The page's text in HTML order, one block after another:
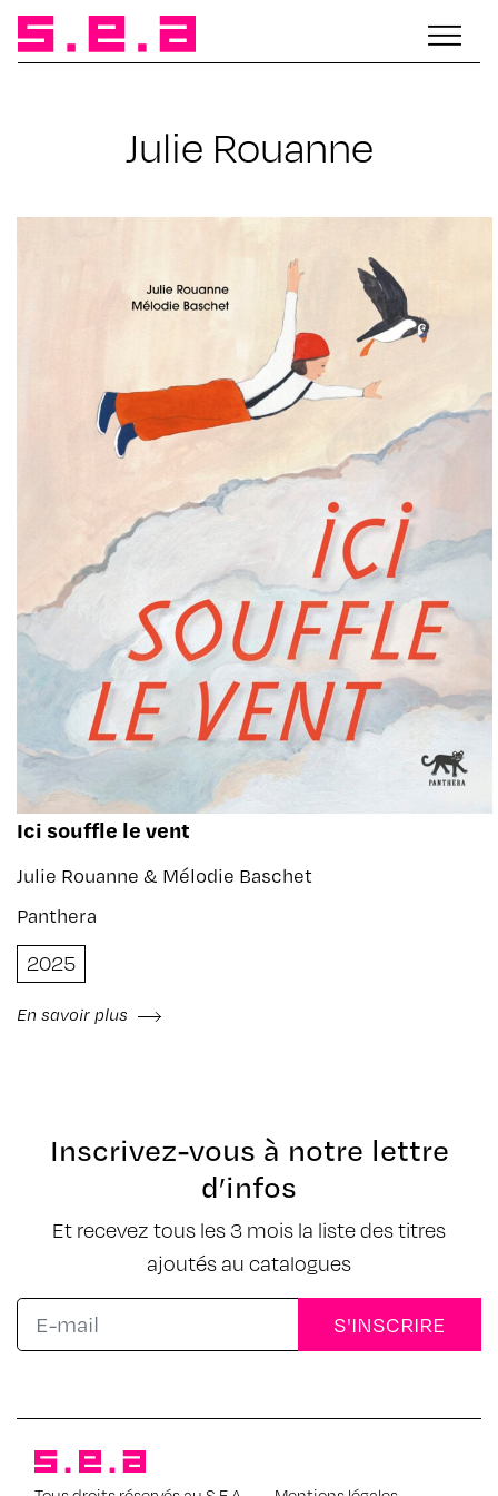
Julie Rouanne
Ici souffle le vent
Julie Rouanne & Mélodie Baschet
Panthera
2025
En savoir plus
Inscrivez-vous à notre lettre
d’infos
Et recevez tous les 3 mois la liste des titres
ajoutés au catalogues